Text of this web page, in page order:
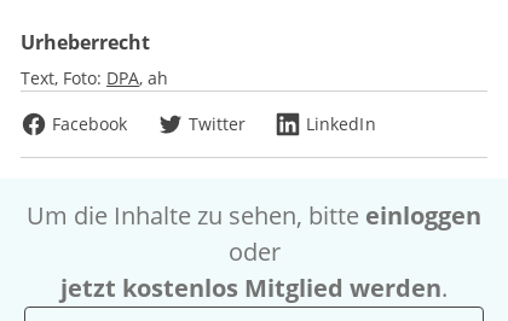
Urheberrecht
Text, Foto: DPA ah
Facebook
Twitter LinkedIn
Um die Inhalte zu sehen, bitte einloggen
oder
jetzt kostenlos Mitglied werden.